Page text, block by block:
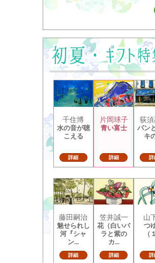
千住博
水の音が聴
こえる
詳細
片岡球子
青い富士
詳細
荻
パン
キ
詳
藤田嗣治
魅せられし
河『シャ
ン...
詳細
笠井誠一
花（白いバ
ラと紫の
カ...
詳細
山
つ
（
詳